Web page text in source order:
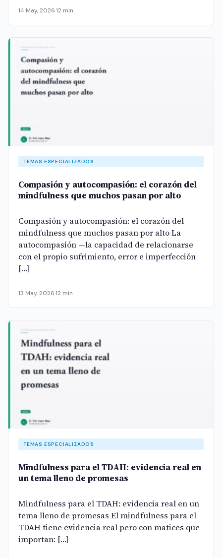
14 May, 202612 min
TEMAS ESPECIALIZADOS
Compasión y autocompasión: el corazón del
mindfulness que muchos pasan por alto
Compasión y autocompasión: el corazón del
mindfulness que muchos pasan por alto La
autocompasión —la capacidad de relacionarse
con el propio sufrimiento, error e imperfección
[…]
13 May, 202612 min
TEMAS ESPECIALIZADOS
Mindfulness para el TDAH: evidencia real en
un tema lleno de promesas
Mindfulness para el TDAH: evidencia real en un
tema lleno de promesas El mindfulness para el
TDAH tiene evidencia real pero con matices que
importan: […]